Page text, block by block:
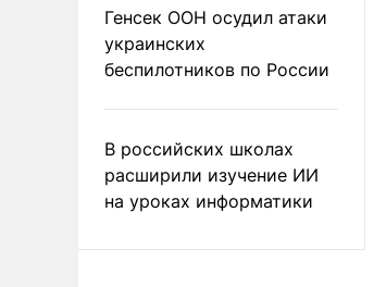
Генсек ООН осудил атаки
украинских
беспилотников по России
В российских школах
расширили изучение ИИ
на уроках информатики